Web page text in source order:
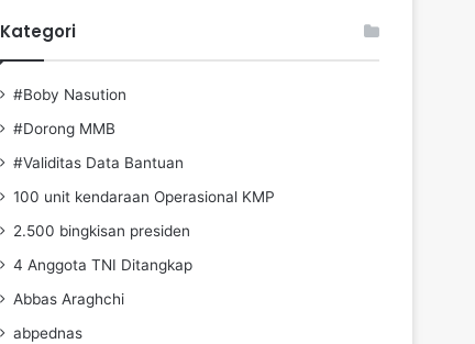
Kategori
#Boby Nasution
#Dorong MMB
#Validitas Data Bantuan
100 unit kendaraan Operasional KMP
2.500 bingkisan presiden
4 Anggota TNI Ditangkap
Abbas Araghchi
abpednas